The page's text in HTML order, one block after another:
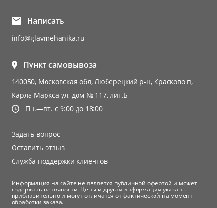
Написать
info@glavmehanika.ru
Пункт самовывоза
140050, Московская обл, Люберецкий р-н, Красково п,
Карла Маркса ул, дом № 117, лит.Б
Пн.—пт. с 9:00 до 18:00
Задать вопрос
Оставить отзыв
Служба поддержки клиентов
Информация на сайте не является публичной офертой и может
содержать неточности. Цены и другая информация указаны
приблизительно и могут отличатся от фактической на момент
обработки заказа.